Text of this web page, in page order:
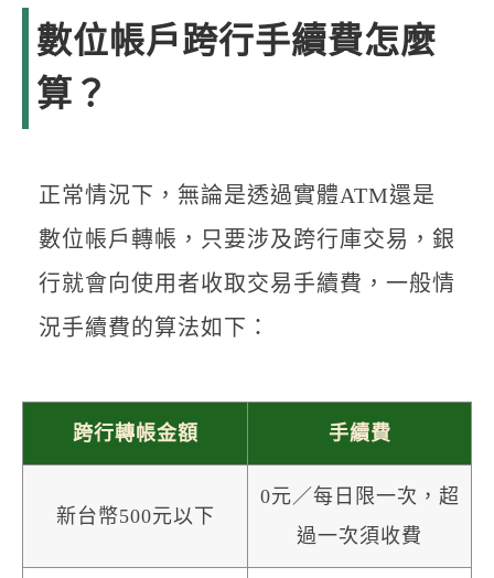
數位帳戶跨行手續費怎麼
算？
正常情況下，無論是透過實體ATM還是
數位帳戶轉帳，只要涉及跨行庫交易，銀
行就會向使用者收取交易手續費，一般情
況手續費的算法如下：
跨行轉帳金額 手續費
新台幣500元以下
0元／每日限一次，超
過一次須收費